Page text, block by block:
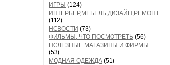
ИГРЫ (124)
ИНТЕРЬЕР,МЕБЕЛЬ,ДИЗАЙН,РЕМОНТ
(112)
НОВОСТИ (73)
ФИЛЬМЫ, ЧТО ПОСМОТРЕТЬ (56)
ПОЛЕЗНЫЕ МАГАЗИНЫ И ФИРМЫ
(53)
МОДНАЯ ОДЕЖДА (51)